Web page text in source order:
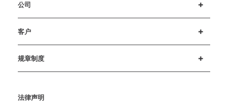
公司
客户
规章制度
法律声明